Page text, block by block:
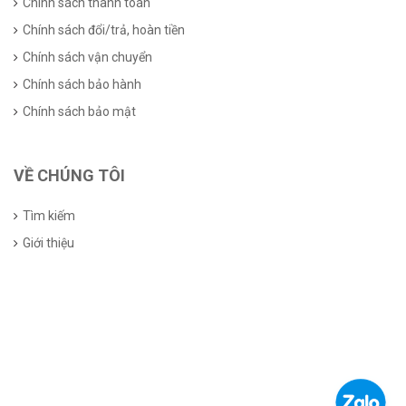
Chính sách đổi/trả, hoàn tiền
Chính sách vận chuyển
Chính sách bảo hành
Chính sách bảo mật
VỀ CHÚNG TÔI
Tìm kiếm
Giới thiệu